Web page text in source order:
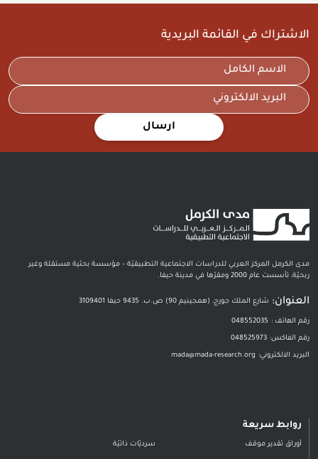
الاشتراك في القائمة البريدية
ارسال
مدى الكرمل المركز العربي للدراسات الاجتماعية التطبيقيّة – مؤسسة بحثية مستقلة وغير
ربحيّة، تأسست عام 2000 ومقرّها في مدينة حيفا.
العنوان: شارع الملك جورج، (همجينيم 90) ص.ب. 9435 حيفا 3109401
رقم الهاتف : 048552035
رقم الفاكس: 048525973
البريد الالكتروني: mada@mada-research.org
روابط سريعة
أوراق تقدير موقف سرديّات ذاتيّة